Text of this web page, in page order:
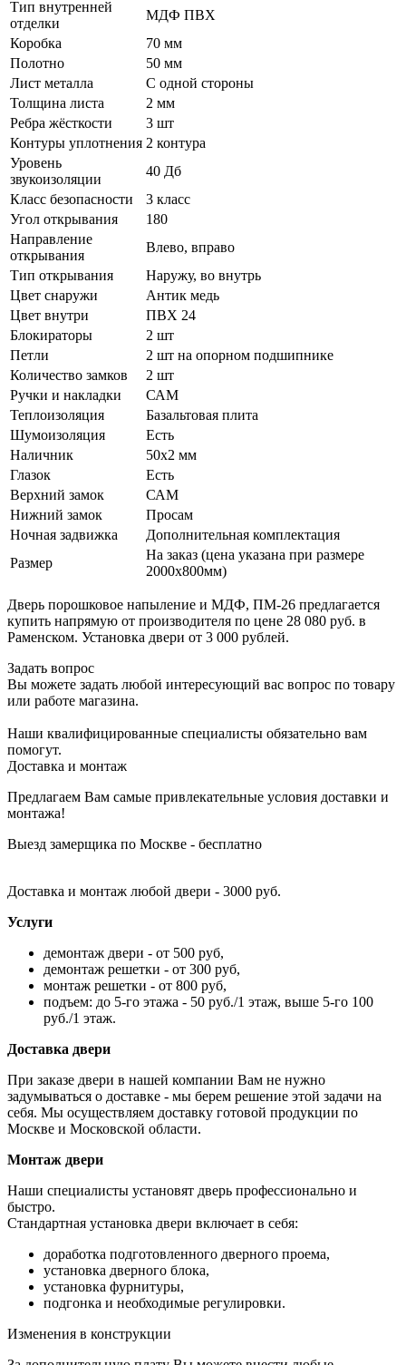
Тип внутренней
отделки
МДФ ПВХ
Коробка
70 мм
Полотно
50 мм
Лист металла
С одной стороны
Толщина листа
2 мм
Ребра жёсткости
3 шт
Контуры уплотнения 2 контура
Уровень
звукоизоляции
40 Дб
Класс безопасности
3 класс
Угол открывания
180
Направление
открывания
Влево, вправо
Тип открывания
Наружу, во внутрь
Цвет снаружи
Антик медь
Цвет внутри
ПВХ 24
Блокираторы
2 шт
Петли
2 шт на опорном подшипнике
Количество замков
2 шт
Ручки и накладки
САМ
Теплоизоляция
Базальтовая плита
Шумоизоляция
Есть
Наличник
50х2 мм
Глазок
Есть
Верхний замок
САМ
Нижний замок
Просам
Ночная задвижка
Дополнительная комплектация
Размер
На заказ (цена указана при размере
2000х800мм)
Дверь порошковое напыление и МДФ, ПМ-26 предлагается
купить напрямую от производителя по цене 28 080 руб. в
Раменском. Установка двери от 3 000 рублей.
Задать вопрос
Вы можете задать любой интересующий вас вопрос по товару
или работе магазина.
Наши квалифицированные специалисты обязательно вам
помогут.
Доставка и монтаж
Предлагаем Вам самые привлекательные условия доставки и
монтажа!
Выезд замерщика по Москве - бесплатно
Доставка и монтаж любой двери - 3000 руб.
Услуги
демонтаж двери - от 500 руб,
демонтаж решетки - от 300 руб,
монтаж решетки - от 800 руб,
подъем: до 5-го этажа - 50 руб./1 этаж, выше 5-го 100
руб./1 этаж.
Доставка двери
При заказе двери в нашей компании Вам не нужно
задумываться о доставке - мы берем решение этой задачи на
себя. Мы осуществляем доставку готовой продукции по
Москве и Московской области.
Монтаж двери
Наши специалисты установят дверь профессионально и
быстро.
Стандартная установка двери включает в себя:
доработка подготовленного дверного проема,
установка дверного блока,
установка фурнитуры,
подгонка и необходимые регулировки.
Изменения в конструкции